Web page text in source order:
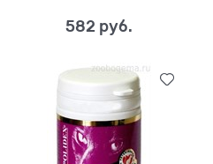
582 руб.